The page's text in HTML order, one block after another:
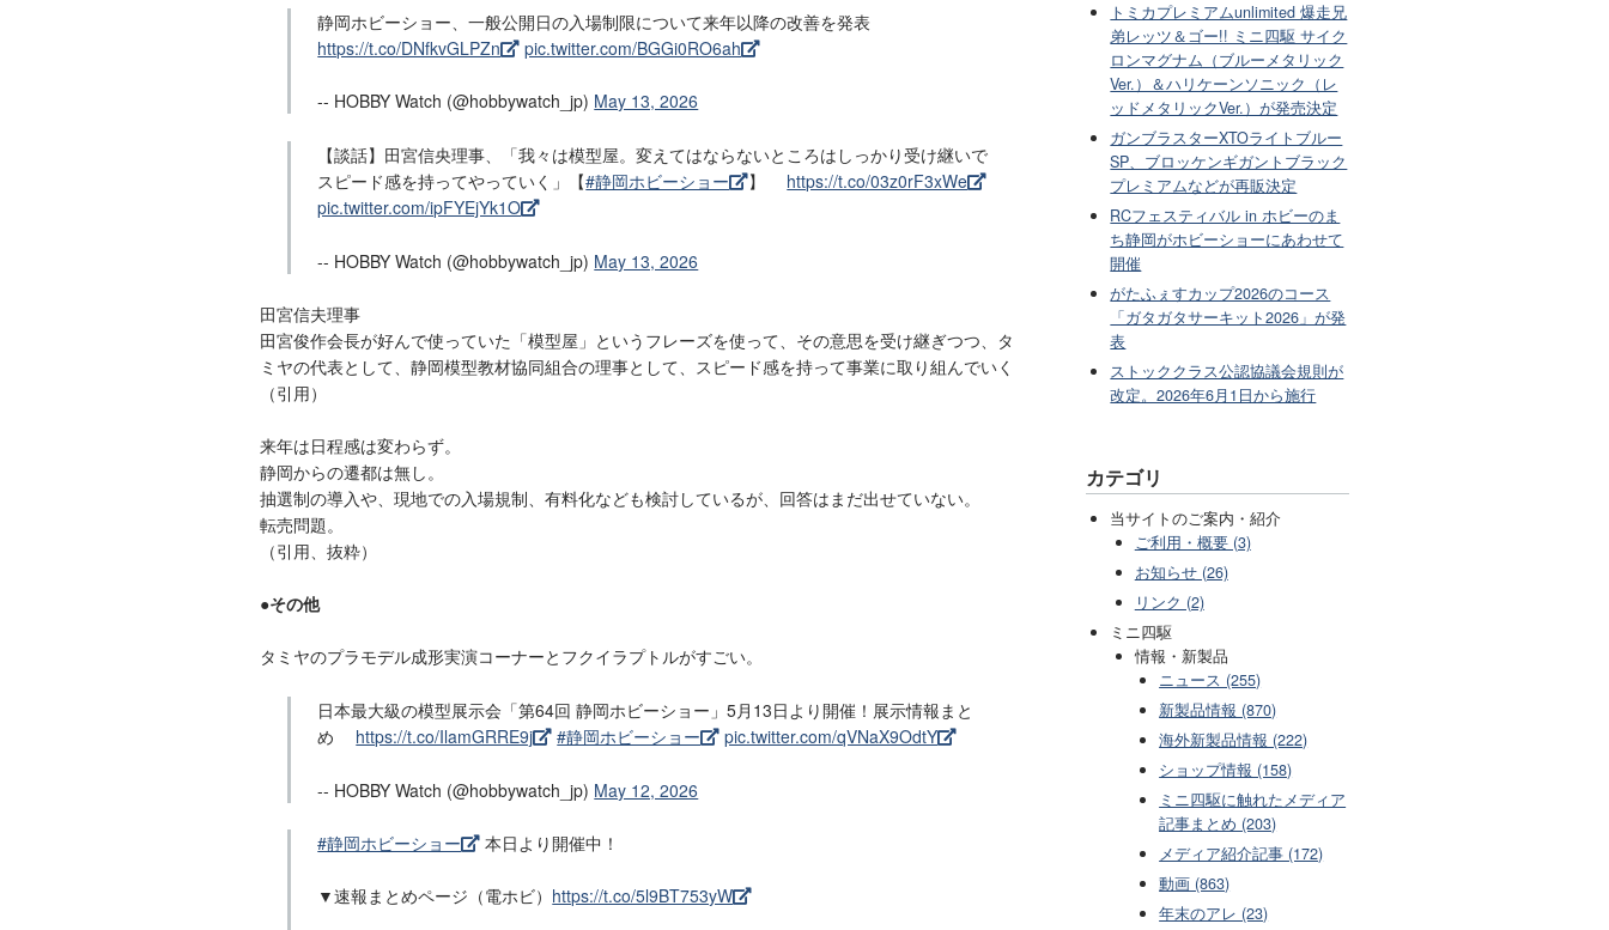
静岡ホビーショー、一般公開日の入場制限について来年以降の改善を発表
https://t.co/DNfkvGLPZn
pic.twitter.com/BGGi0RO6ah
-- HOBBY Watch (@hobbywatch_jp) May 13, 2026
【談話】田宮信央理事、「我々は模型屋。変えてはならないところはしっかり受け継いで
スピード感を持ってやっていく」【#静岡ホビーショー 】 https://t.co/03z0rF3xWe
pic.twitter.com/ipFYEjYk1O
-- HOBBY Watch (@hobbywatch_jp) May 13, 2026
田宮信夫理事
田宮俊作会長が好んで使っていた「模型屋」というフレーズを使って、その意思を受け継ぎつつ、タ
ミヤの代表として、静岡模型教材協同組合の理事として、スピード感を持って事業に取り組んでいく
（引用）
来年は日程感は変わらず。
静岡からの遷都は無し。
抽選制の導入や、現地での入場規制、有料化なども検討しているが、回答はまだ出せていない。
転売問題。
（引用、抜粋）
●その他
タミヤのプラモデル成形実演コーナーとフクイラプトルがすごい。
日本最大級の模型展示会「第64回 静岡ホビーショー」5月13日より開催！展示情報まと
め https://t.co/IlamGRRE9j #静岡ホビーショー pic.twitter.com/qVNaX9OdtY
-- HOBBY Watch (@hobbywatch_jp) May 12, 2026
#静岡ホビーショー 本日より開催中！
▼速報まとめページ（電ホビ） https://t.co/5l9BT753yW
トミカプレミアムunlimited 爆走兄
弟レッツ＆ゴー!! ミニ四駆 サイク
ロンマグナム（ブルーメタリック
Ver.）＆ハリケーンソニック（レ
ッドメタリックVer.）が発売決定
ガンブラスターXTOライトブルー
SP、ブロッケンギガントブラック
プレミアムなどが再販決定
RCフェスティバル in ホビーのま
ち静岡がホビーショーにあわせて
開催
がたふぇすカップ2026のコース
「ガタガタサーキット2026」が発
表
ストッククラス公認協議会規則が
改定。2026年6月1日から施行
カテゴリ
当サイトのご案内・紹介
ご利用・概要 (3)
お知らせ (26)
リンク (2)
ミニ四駆
情報・新製品
ニュース (255)
新製品情報 (870)
海外新製品情報 (222)
ショップ情報 (158)
ミニ四駆に触れたメディア
記事まとめ (203)
メディア紹介記事 (172)
動画 (863)
年末のアレ (23)